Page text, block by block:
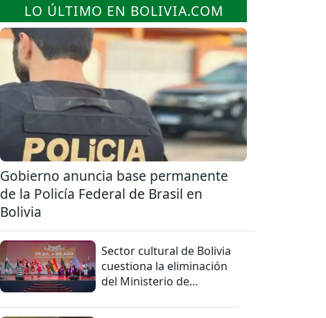
LO ÚLTIMO EN BOLIVIA.COM
Gobierno anuncia base permanente
de la Policía Federal de Brasil en
Bolivia
Sector cultural de Bolivia
cuestiona la eliminación
del Ministerio de